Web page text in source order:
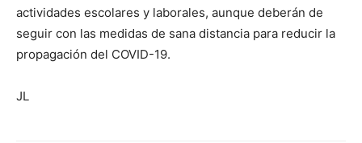
actividades escolares y laborales, aunque deberán de
seguir con las medidas de sana distancia para reducir la
propagación del COVID-19.
JL